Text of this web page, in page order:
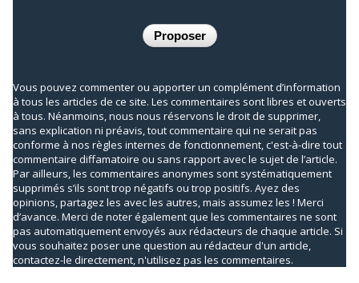
Vous pouvez commenter ou apporter un complément d’information
à tous les articles de ce site. Les commentaires sont libres et ouverts
à tous. Néanmoins, nous nous réservons le droit de supprimer,
sans explication ni préavis, tout commentaire qui ne serait pas
conforme à nos règles internes de fonctionnement, c'est-à-dire tout
commentaire diffamatoire ou sans rapport avec le sujet de l’article.
Par ailleurs, les commentaires anonymes sont systématiquement
supprimés s’ils sont trop négatifs ou trop positifs. Ayez des
opinions, partagez les avec les autres, mais assumez les ! Merci
d’avance. Merci de noter également que les commentaires ne sont
pas automatiquement envoyés aux rédacteurs de chaque article. Si
vous souhaitez poser une question au rédacteur d'un article,
contactez-le directement, n'utilisez pas les commentaires.